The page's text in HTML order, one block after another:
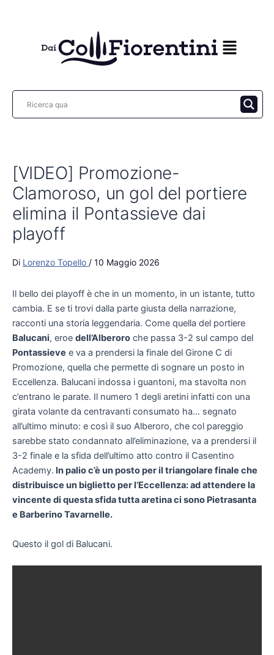
[VIDEO] Promozione-
Clamoroso, un gol del portiere
elimina il Pontassieve dai
playoff
Di Lorenzo Topello / 10 Maggio 2026
Il bello dei playoff è che in un momento, in un istante, tutto
cambia. E se ti trovi dalla parte giusta della narrazione,
racconti una storia leggendaria. Come quella del portiere
Balucani, eroe dell’Alberoro che passa 3-2 sul campo del
Pontassieve e va a prendersi la finale del Girone C di
Promozione, quella che permette di sognare un posto in
Eccellenza. Balucani indossa i guantoni, ma stavolta non
c’entrano le parate. Il numero 1 degli aretini infatti con una
girata volante da centravanti consumato ha… segnato
all’ultimo minuto: e così il suo Alberoro, che col pareggio
sarebbe stato condannato all’eliminazione, va a prendersi il
3-2 finale e la sfida dell’ultimo atto contro il Casentino
Academy. In palio c’è un posto per il triangolare finale che
distribuisce un biglietto per l’Eccellenza: ad attendere la
vincente di questa sfida tutta aretina ci sono Pietrasanta
e Barberino Tavarnelle.
Questo il gol di Balucani.